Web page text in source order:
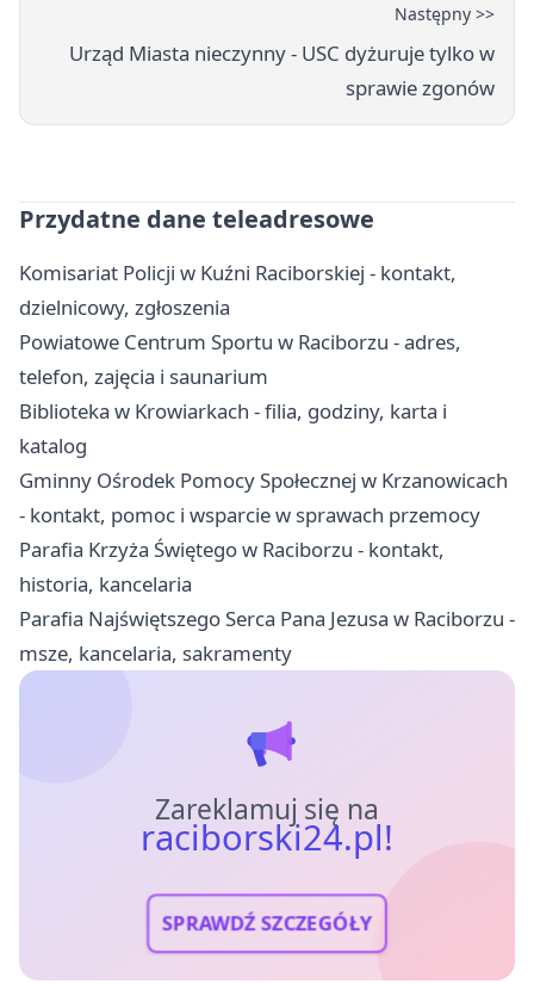
Następny >>
Urząd Miasta nieczynny - USC dyżuruje tylko w
sprawie zgonów
Przydatne dane teleadresowe
Komisariat Policji w Kuźni Raciborskiej - kontakt,
dzielnicowy, zgłoszenia
Powiatowe Centrum Sportu w Raciborzu - adres,
telefon, zajęcia i saunarium
Biblioteka w Krowiarkach - filia, godziny, karta i
katalog
Gminny Ośrodek Pomocy Społecznej w Krzanowicach
- kontakt, pomoc i wsparcie w sprawach przemocy
Parafia Krzyża Świętego w Raciborzu - kontakt,
historia, kancelaria
Parafia Najświętszego Serca Pana Jezusa w Raciborzu -
msze, kancelaria, sakramenty
Zareklamuj się na
raciborski24.pl!
SPRAWDŹ SZCZEGÓŁY